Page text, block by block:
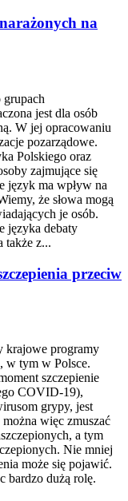
na
grupach
jest dla osób
W jej opracowaniu
pozarządowe.
Polskiego oraz
zajmujące się
język ma wpływ na
że słowa mogą
je osób.
języka debaty
także z...
przeciw
krajowe programy
w tym w Polsce.
szczepienie
COVID-19),
grypy, jest
więc zmuszać
a tym
Nie mniej
może się pojawić.
bardzo dużą rolę.